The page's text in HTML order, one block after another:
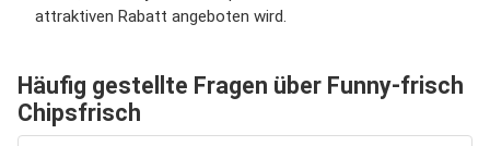
attraktiven Rabatt angeboten wird.
Häufig gestellte Fragen über Funny-frisch
Chipsfrisch